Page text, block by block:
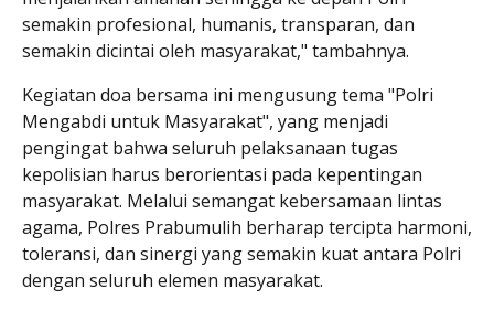
semakin profesional, humanis, transparan, dan
semakin dicintai oleh masyarakat," tambahnya.
Kegiatan doa bersama ini mengusung tema "Polri
Mengabdi untuk Masyarakat", yang menjadi
pengingat bahwa seluruh pelaksanaan tugas
kepolisian harus berorientasi pada kepentingan
masyarakat. Melalui semangat kebersamaan lintas
agama, Polres Prabumulih berharap tercipta harmoni,
toleransi, dan sinergi yang semakin kuat antara Polri
dengan seluruh elemen masyarakat.